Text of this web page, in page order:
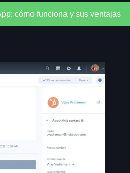
cómo funciona y sus ventajas